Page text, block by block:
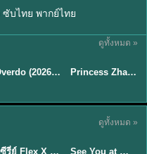
บไทย พากย์ไทย
ดูทั้งหมด »
Overdo (2026) รักเกินแค้น พากย์ไทย ซับไทย EP1-33 (จบ) ★8
พากย์ไทย/ซับ
Princess Zhaoyang องค์หญิงเจาหยาง (2026) พากย์ไทย ซับไทย EP.1-18
ดูทั้งหมด »
EP.16
EP. 16 | TH
ดูซีรี่ย์ Flex X Cop คุณชายสายสืบ (2024) พากย์ไทย-ซับไทย EP.1-16 (จบ)
ซับไทย | พากย์
Sub EP. 8 | TH
See You at Work Tomorrow! เจอกันที่ออฟฟิศพรุ่งนี้นะ พากย์ไทย